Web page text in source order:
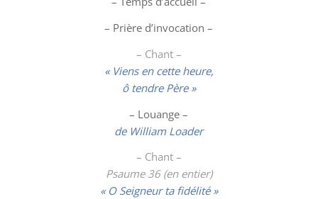
– Prière d’invocation –
– Chant –
« Viens en cette heure,
ô tendre Père »
– Louange–
de William Loader
– Chant –
Psaume 36 (en entier)
« O Seigneur ta fidélité »